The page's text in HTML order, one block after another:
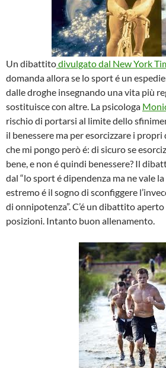
Un dibattitodivulgato dal New York
domanda allora se lo sport é un
dalle droghe insegnando una vita più
sostituisce con altre. La psicologa
rischio di portarsi al limite dello
il benessere ma per esorcizzare i
che mi pongo però é: di sicuro se
bene, e non é quindi benessere? Il
dal “lo sport é dipendenza ma ne vale
estremo é il sogno di sconfiggere
di onnipotenza”. C’é un dibattito
posizioni. Intanto buon allenamento.